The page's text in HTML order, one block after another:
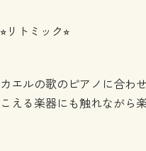
⭐︎リトミック⭐︎
カエルの歌のピアノに合わ
こえる楽器にも触れながら